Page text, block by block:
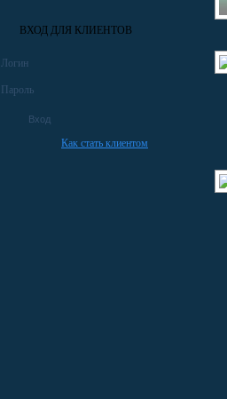
ВХОД ДЛЯ КЛИЕНТОВ
Логин
Пароль
Как стать клиентом